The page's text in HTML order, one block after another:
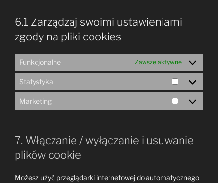
6.1 Zarządzaj swoimi ustawieniami
zgody na pliki cookies
Funkcjonalne Zawsze aktywne
Statystyka
Statystyka
Marketing
Marketing
7. Włączanie / wyłączanie i usuwanie
plików cookie
Możesz użyć przeglądarki internetowej do automatycznego